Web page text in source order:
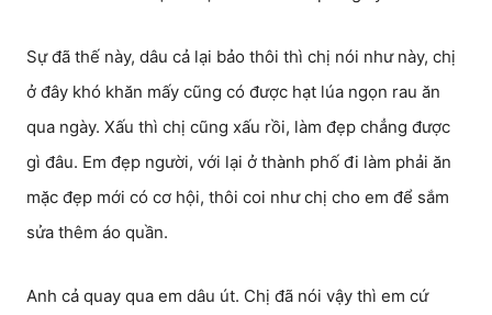
Sự đã thế này, dâu cả lại bảo thôi thì chị nói như này, chị
ở đây khó khăn mấy cũng có được hạt lúa ngọn rau ăn
qua ngày. Xấu thì chị cũng xấu rồi, làm đẹp chẳng được
gì đâu. Em đẹp người, với lại ở thành phố đi làm phải ăn
mặc đẹp mới có cơ hội, thôi coi như chị cho em để sắm
sửa thêm áo quần.
Anh cả quay qua em dâu út. Chị đã nói vậy thì em cứ